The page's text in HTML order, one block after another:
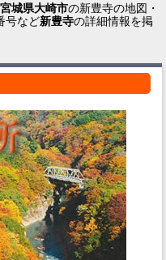
宮城県大崎市の新豊寺の地図・
号など新豊寺の詳細情報を掲